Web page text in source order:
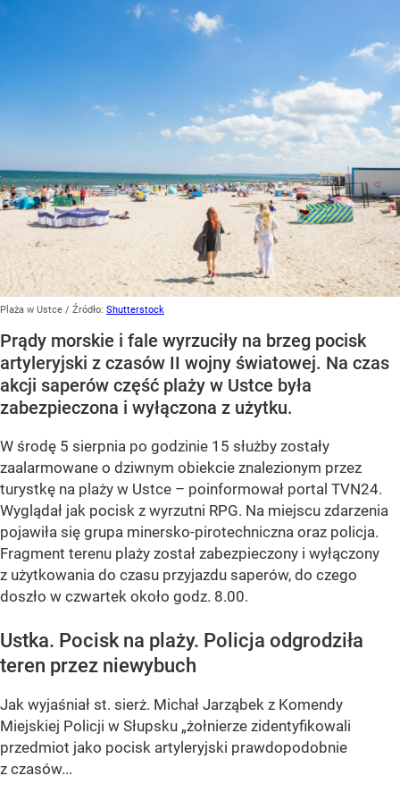
Plaża w Ustce / Źródło: Shutterstock
Prądy morskie i fale wyrzuciły na brzeg pocisk
artyleryjski z czasów II wojny światowej. Na czas
akcji saperów część plaży w Ustce była
zabezpieczona i wyłączona z użytku.
W środę 5 sierpnia po godzinie 15 służby zostały
zaalarmowane o dziwnym obiekcie znalezionym przez
turystkę na plaży w Ustce – poinformował portal TVN24.
Wyglądał jak pocisk z wyrzutni RPG. Na miejscu zdarzenia
pojawiła się grupa minersko-pirotechniczna oraz policja.
Fragment terenu plaży został zabezpieczony i wyłączony
z użytkowania do czasu przyjazdu saperów, do czego
doszło w czwartek około godz. 8.00.
Ustka. Pocisk na plaży. Policja odgrodziła
teren przez niewybuch
Jak wyjaśniał st. sierż. Michał Jarząbek z Komendy
Miejskiej Policji w Słupsku „żołnierze zidentyfikowali
przedmiot jako pocisk artyleryjski prawdopodobnie
z czasów...